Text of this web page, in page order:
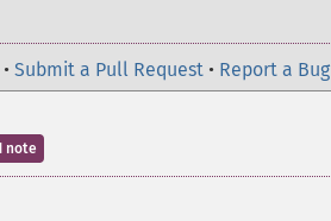
• Submit a Pull Request • Report a Bug
note